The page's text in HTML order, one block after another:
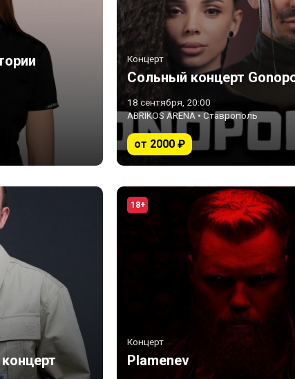
Концерт
Сольный концерт
18 сентября, 20:00
ABRIKOS ARENA • Ставрополь
от 2000 ₽
18+
Концерт
Plamenev